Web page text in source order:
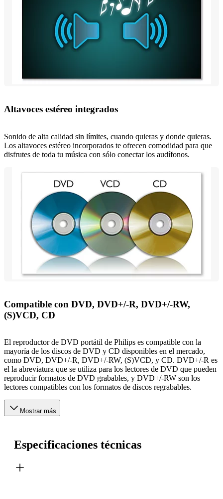
Altavoces estéreo integrados
Sonido de alta calidad sin límites, cuando quieras y donde quieras.
Los altavoces estéreo incorporados te ofrecen comodidad para que
disfrutes de toda tu música con sólo conectar los audífonos.
Compatible con DVD, DVD+/-R, DVD+/-RW,
(S)VCD, CD
El reproductor de DVD portátil de Philips es compatible con la
mayoría de los discos de DVD y CD disponibles en el mercado,
como DVD, DVD+/-R, DVD+/-RW, (S)VCD, y CD. DVD+/-R es
el la abreviatura que se utiliza para los lectores de DVD que pueden
reproducir formatos de DVD grabables, y DVD+/-RW son los
lectores compatibles con los formatos de discos regrabables.
Mostrar más
Especificaciones técnicas